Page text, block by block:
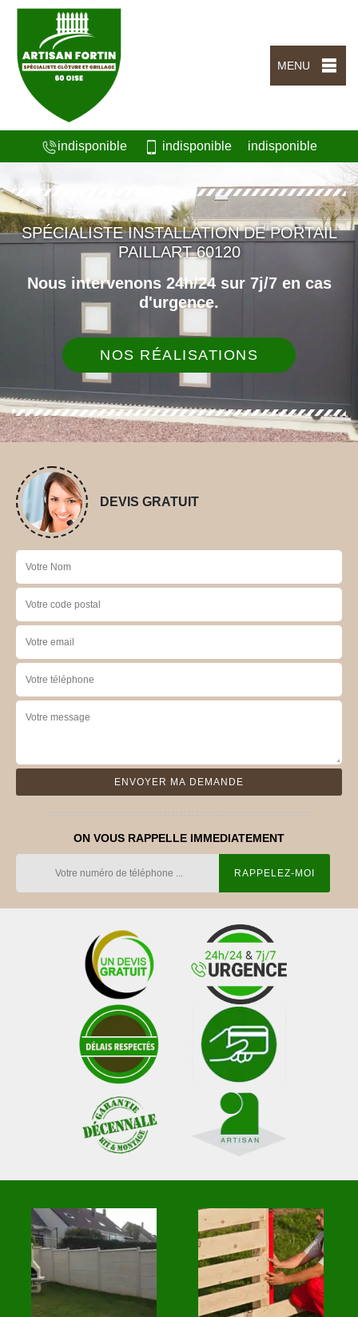
MENU
indisponible indisponible indisponible
SPÉCIALISTE INSTALLATION DE PORTAIL
PAILLART 60120
Nous intervenons 24h/24 sur 7j/7 en cas
d'urgence.
NOS RÉALISATIONS
DEVIS GRATUIT
ON VOUS RAPPELLE IMMEDIATEMENT